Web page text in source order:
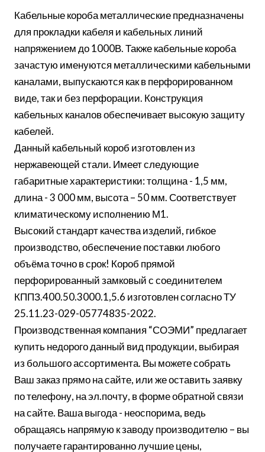
Кабельные короба металлические предназначены
для прокладки кабеля и кабельных линий
напряжением до 1000В. Также кабельные короба
зачастую именуются металлическими кабельными
каналами, выпускаются как в перфорированном
виде, так и без перфорации. Конструкция
кабельных каналов обеспечивает высокую защиту
кабелей.
Данный кабельный короб изготовлен из
нержавеющей стали. Имеет следующие
габаритные характеристики: толщина - 1,5 мм,
длина - 3 000 мм, высота – 50 мм. Соответствует
климатическому исполнению М1.
Высокий стандарт качества изделий, гибкое
производство, обеспечение поставки любого
объёма точно в срок! Короб прямой
перфорированный замковый с соединителем
КППЗ.400.50.3000.1,5.6 изготовлен согласно ТУ
25.11.23-029-05774835-2022.
Производственная компания “СОЭМИ” предлагает
купить недорого данный вид продукции, выбирая
из большого ассортимента. Вы можете собрать
Ваш заказ прямо на сайте, или же оставить заявку
по телефону, на эл.почту, в форме обратной связи
на сайте. Ваша выгода - неоспорима, ведь
обращаясь напрямую к заводу производителю – вы
получаете гарантированно лучшие цены,